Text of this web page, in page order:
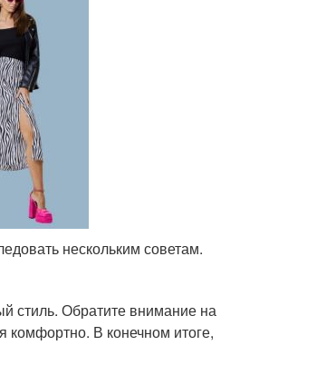
нескольким советам.
стиль. Обратите внимание на
комфортно. В конечном итоге,